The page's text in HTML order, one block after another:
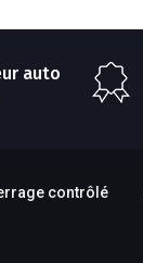
auto
contrôlé